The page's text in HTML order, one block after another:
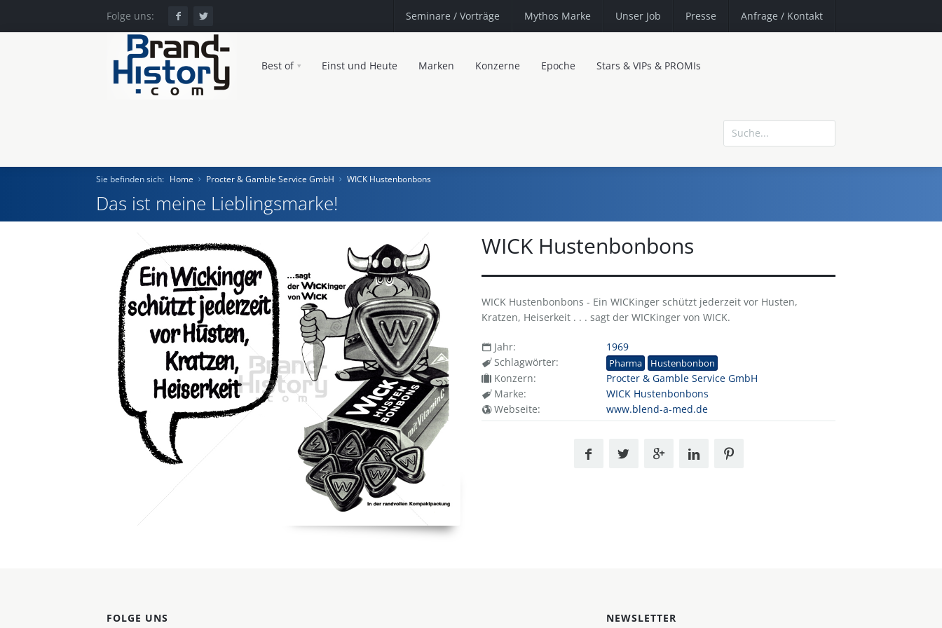
Folge uns: Seminare / Vorträge Mythos Marke Unser Job Presse Anfrage / Kontakt
Best of Einst und Heute Marken Konzerne Epoche Stars & VIPs & PROMIs
Einst und Heute
Marken
Konzerne
Epoche
Sie befinden sich: Home Procter & Gamble Service GmbH WICK Hustenbonbons
Das ist meine Lieblingsmarke!
WICK Hustenbonbons
WICK Hustenbonbons - Ein WICKinger schützt jederzeit vor Husten,
Kratzen, Heiserkeit . . . sagt der WICKinger von WICK.
Jahr:
1969
Schlagwörter:
Pharma Hustenbonbon
Konzern:
Procter & Gamble Service GmbH
Marke:
WICK Hustenbonbons
Webseite:
www.blend-a-med.de
FOLGE UNS NEWSLETTER